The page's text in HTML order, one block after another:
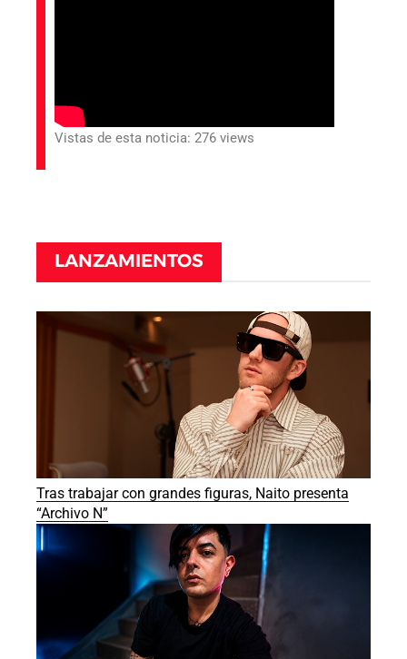
Vistas de esta noticia: 276 views
LANZAMIENTOS
Tras trabajar con grandes figuras, Naito presenta
“Archivo N”